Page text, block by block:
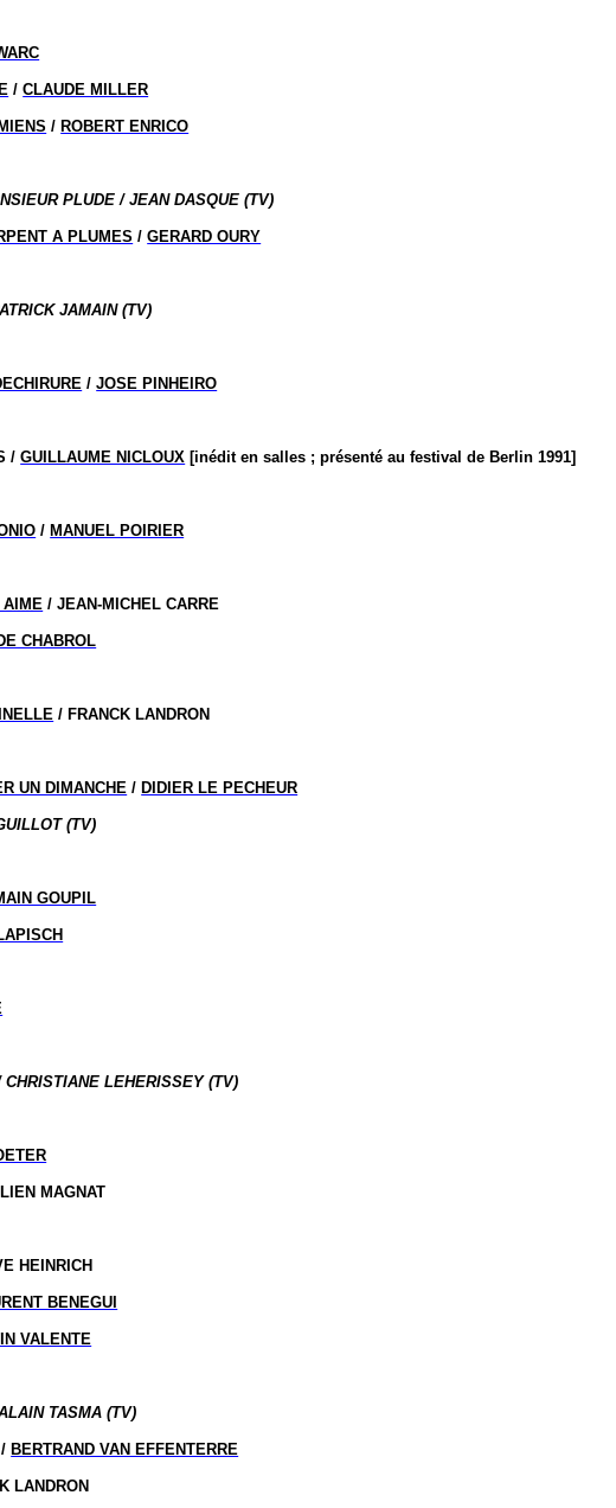
/CLAUDE MILLER
/ ROBERT ENRICO
PLUDE / JEAN DASQUE (TV)
A PLUMES /GERARD OURY
JAMAIN (TV)
/JOSE PINHEIRO
/GUILLAUME NICLOUX [inédit en salles ; présenté au festival de Berlin 1991]
/ MANUEL POIRIER
AIME / JEAN-MICHEL CARRE
CHABROL
/ FRANCK LANDRON
UN DIMANCHE / DIDIER LE PECHEUR
(TV)
GOUPIL
LEHERISSEY (TV)
MAGNAT
HEINRICH
BENEGUI
VALENTE
TASMA (TV)
/ BERTRAND VAN EFFENTERRE
LANDRON